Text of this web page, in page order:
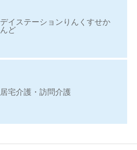
デイステーションりんくすせか
んど
居宅介護・訪問介護